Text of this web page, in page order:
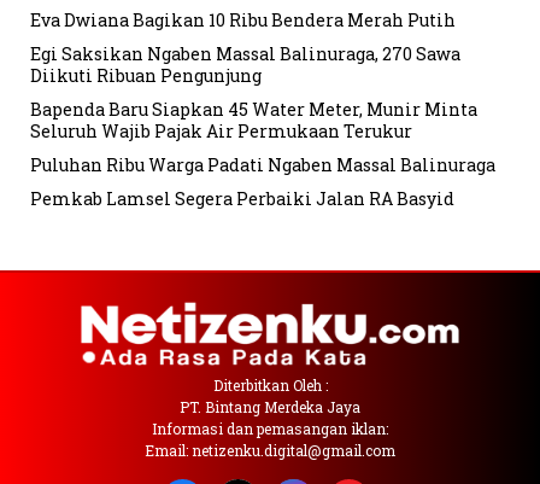
Eva Dwiana Bagikan 10 Ribu Bendera Merah Putih
Egi Saksikan Ngaben Massal Balinuraga, 270 Sawa
Diikuti Ribuan Pengunjung
Bapenda Baru Siapkan 45 Water Meter, Munir Minta
Seluruh Wajib Pajak Air Permukaan Terukur
Puluhan Ribu Warga Padati Ngaben Massal Balinuraga
Pemkab Lamsel Segera Perbaiki Jalan RA Basyid
Diterbitkan Oleh :
PT. Bintang Merdeka Jaya
Informasi dan pemasangan iklan:
Email: netizenku.digital@gmail.com